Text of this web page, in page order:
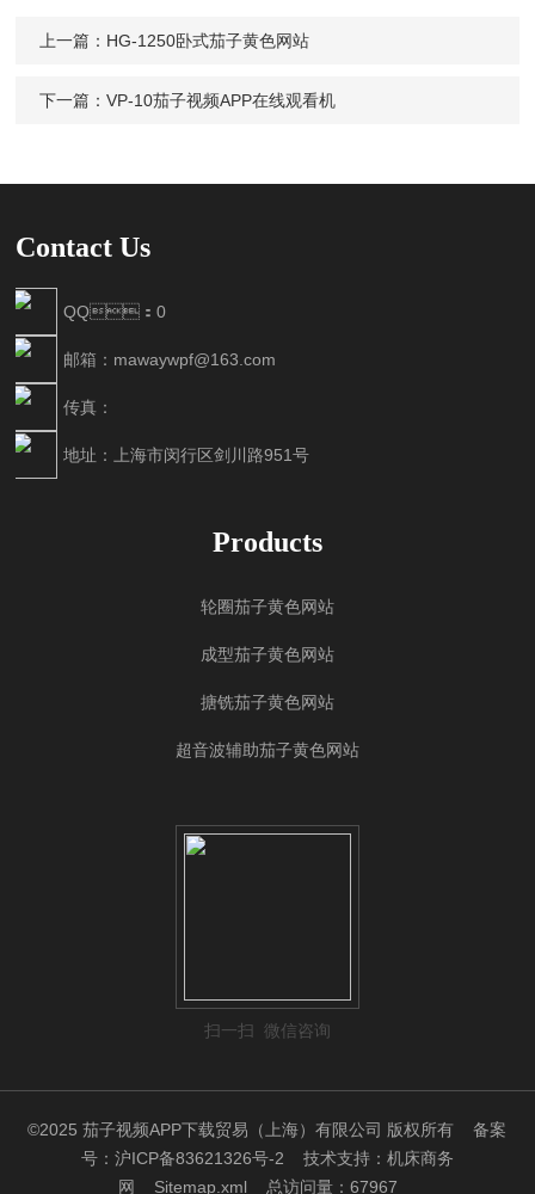
伯数字），如：三加四=7
上一篇： HG-1250卧式茄子黄色网站
下一篇：VP-10茄子视频APP在线观看机
Contact Us
QQ：0
邮箱：mawaywpf@163.com
传真：
地址：上海市闵行区剑川路951号
Products
轮圈茄子黄色网站
成型茄子黄色网站
搪铣茄子黄色网站
超音波辅助茄子黄色网站
扫一扫 微信咨询
©2025 茄子视频APP下载贸易（上海）有限公司 版权所有备案
号：沪ICP备83621326号-2 技术支持： 机床商务
网
Sitemap.xml 总访问量：67967